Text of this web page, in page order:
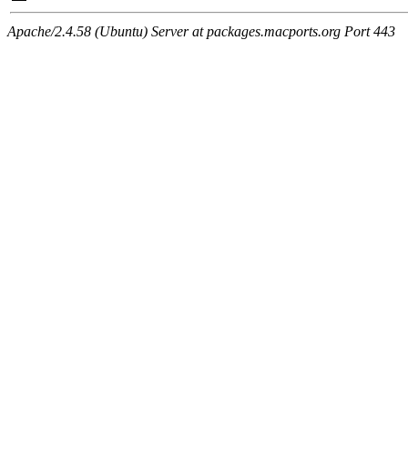
Apache/2.4.58 (Ubuntu) Server at packages.macports.org Port 443